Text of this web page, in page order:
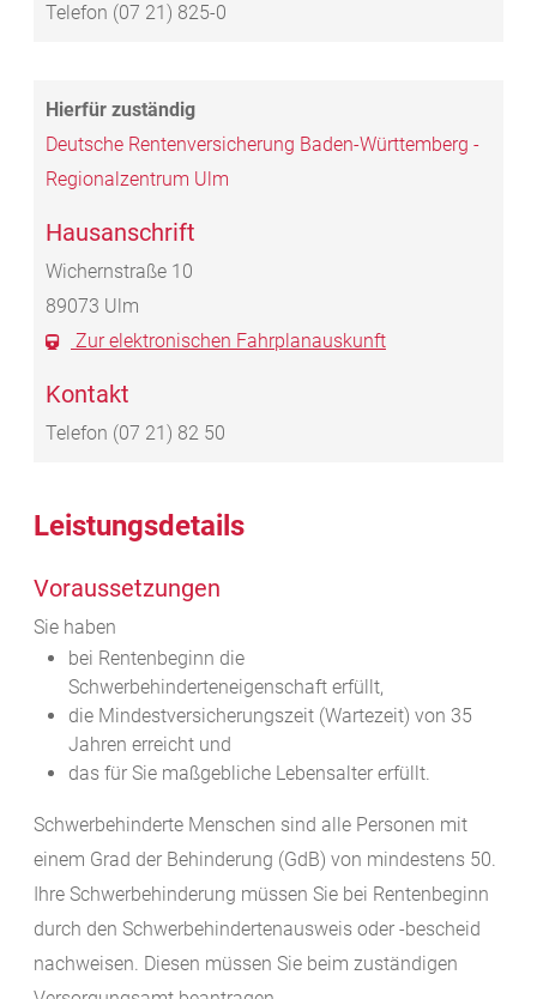
Telefon (07 21) 825-0
Deutsche Rentenversicherung Baden-Württemberg -
Regionalzentrum Ulm
Hausanschrift
Wichernstraße 10
89073 Ulm
Zur elektronischen Fahrplanauskunft
Kontakt
Telefon (07 21) 82 50
Leistungsdetails
Voraussetzungen
Sie haben
bei Rentenbeginn die
Schwerbehinderteneigenschaft erfüllt,
die Mindestversicherungszeit (Wartezeit) von 35
Jahren erreicht und
das für Sie maßgebliche Lebensalter erfüllt.
Schwerbehinderte Menschen sind alle Personen mit
einem Grad der Behinderung (GdB) von mindestens 50.
Ihre Schwerbehinderung müssen Sie bei Rentenbeginn
durch den Schwerbehindertenausweis oder -bescheid
nachweisen. Diesen müssen Sie beim zuständigen